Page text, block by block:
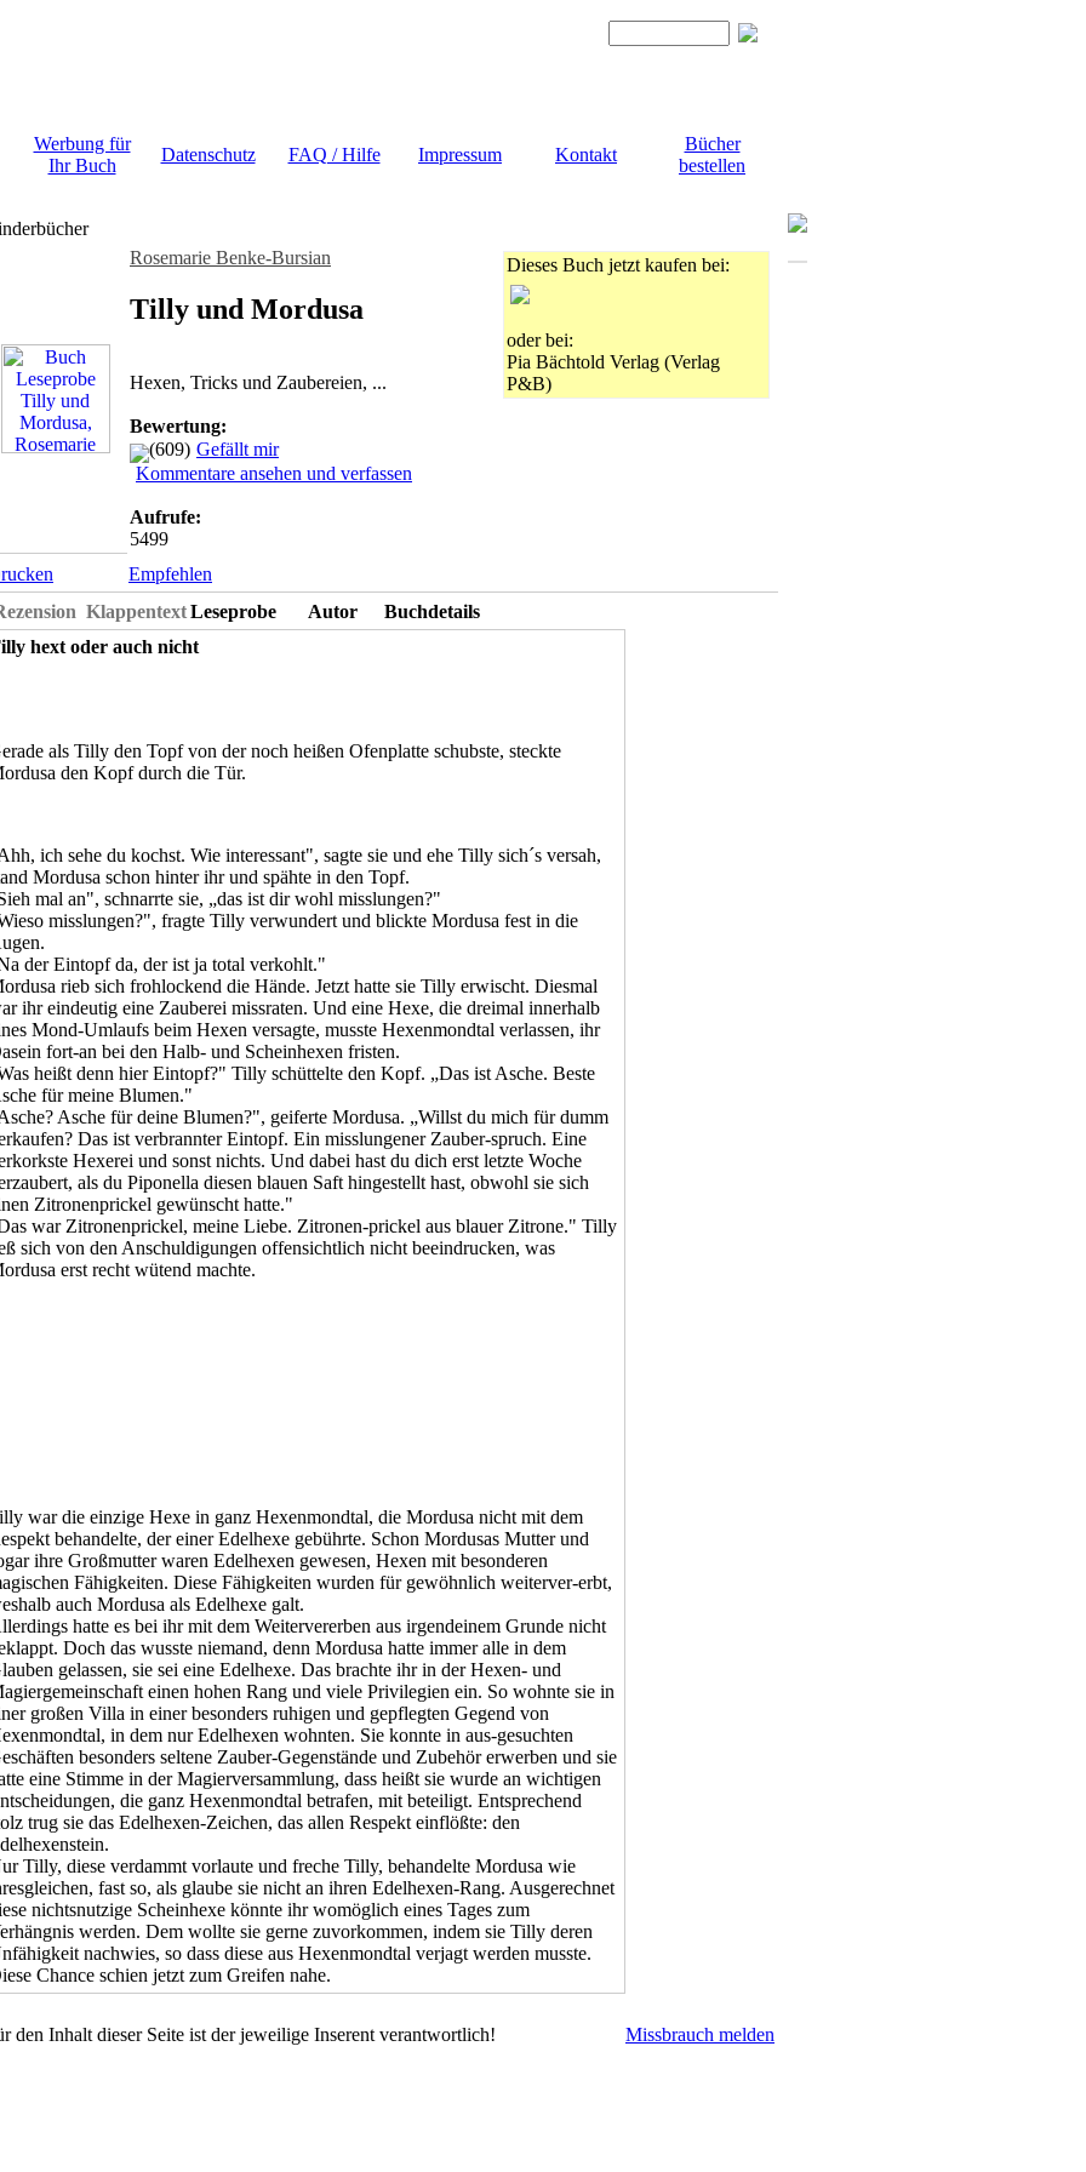
Werbung für
Ihr Buch
Datenschutz FAQ / Hilfe Impressum Kontakt
Bücher
bestellen
Rosemarie Benke-Bursian
Tilly und Mordusa
Hexen, Tricks und Zaubereien, ...
Bewertung:
(609) Gefällt mir
Kommentare ansehen und verfassen
Aufrufe:
5499
Dieses Buch jetzt kaufen bei:
oder bei:
Pia Bächtold Verlag (Verlag
P&B)
Empfehlen
KlappentextLeseprobe Autor
Buchdetails
hext oder auch nicht
als Tilly den Topf von der noch heißen Ofenplatte schubste, steckte
den Kopf durch die Tür.
ich sehe du kochst. Wie interessant", sagte sie und ehe Tilly sich´s versah,
Mordusa schon hinter ihr und spähte in den Topf.
mal an", schnarrte sie, „das ist dir wohl misslungen?"
misslungen?", fragte Tilly verwundert und blickte Mordusa fest in die
der Eintopf da, der ist ja total verkohlt."
rieb sich frohlockend die Hände. Jetzt hatte sie Tilly erwischt. Diesmal
ihr eindeutig eine Zauberei missraten. Und eine Hexe, die dreimal innerhalb
Mond-Umlaufs beim Hexen versagte, musste Hexenmondtal verlassen, ihr
fort-an bei den Halb- und Scheinhexen fristen.
heißt denn hier Eintopf?" Tilly schüttelte den Kopf. „Das ist Asche. Beste
für meine Blumen."
Asche für deine Blumen?", geiferte Mordusa. „Willst du mich für dumm
Das ist verbrannter Eintopf. Ein misslungener Zauber-spruch. Eine
Hexerei und sonst nichts. Und dabei hast du dich erst letzte Woche
als du Piponella diesen blauen Saft hingestellt hast, obwohl sie sich
Zitronenprickel gewünscht hatte."
war Zitronenprickel, meine Liebe. Zitronen-prickel aus blauer Zitrone." Tilly
sich von den Anschuldigungen offensichtlich nicht beeindrucken, was
erst recht wütend machte.
war die einzige Hexe in ganz Hexenmondtal, die Mordusa nicht mit dem
behandelte, der einer Edelhexe gebührte. Schon Mordusas Mutter und
ihre Großmutter waren Edelhexen gewesen, Hexen mit besonderen
Fähigkeiten. Diese Fähigkeiten wurden für gewöhnlich weiterver-erbt,
auch Mordusa als Edelhexe galt.
hatte es bei ihr mit dem Weitervererben aus irgendeinem Grunde nicht
Doch das wusste niemand, denn Mordusa hatte immer alle in dem
gelassen, sie sei eine Edelhexe. Das brachte ihr in der Hexen- und
einen hohen Rang und viele Privilegien ein. So wohnte sie in
großen Villa in einer besonders ruhigen und gepflegten Gegend von
in dem nur Edelhexen wohnten. Sie konnte in aus-gesuchten
besonders seltene Zauber-Gegenstände und Zubehör erwerben und sie
eine Stimme in der Magierversammlung, dass heißt sie wurde an wichtigen
die ganz Hexenmondtal betrafen, mit beteiligt. Entsprechend
trug sie das Edelhexen-Zeichen, das allen Respekt einflößte: den
Tilly, diese verdammt vorlaute und freche Tilly, behandelte Mordusa wie
fast so, als glaube sie nicht an ihren Edelhexen-Rang. Ausgerechnet
nichtsnutzige Scheinhexe könnte ihr womöglich eines Tages zum
werden. Dem wollte sie gerne zuvorkommen, indem sie Tilly deren
nachwies, so dass diese aus Hexenmondtal verjagt werden musste.
Chance schien jetzt zum Greifen nahe.
den Inhalt dieser Seite ist der jeweilige Inserent verantwortlich! Missbrauch melden